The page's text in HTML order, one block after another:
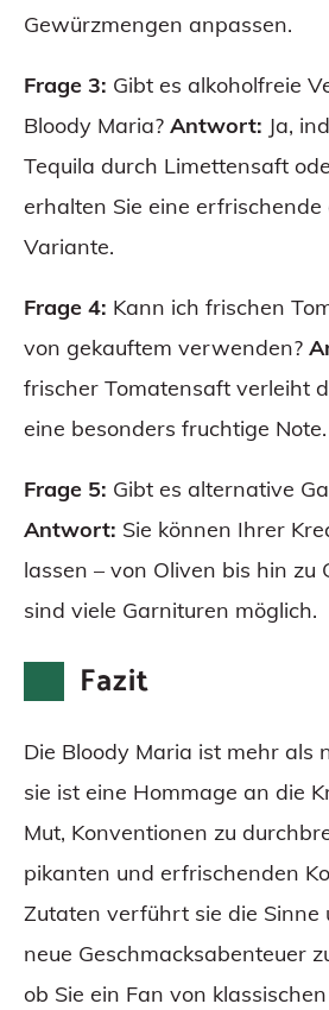
Gewürzmengen anpassen.
Frage 3: Gibt es alkoholfreie
Bloody Maria? Antwort: Ja,
Tequila durch Limettensaft
erhalten Sie eine erfrischende
Variante.
Frage 4: Kann ich frischen
von gekauftem verwenden?
frischer Tomatensaft verleiht
eine besonders fruchtige Note.
Frage 5: Gibt es alternative
Antwort: Sie können Ihrer
lassen – von Oliven bis hin zu
sind viele Garnituren möglich.
Fazit
Die Bloody Maria ist mehr als
sie ist eine Hommage an die
Mut, Konventionen zu
pikanten und erfrischenden
Zutaten verführt sie die Sinne
neue Geschmacksabenteuer
ob Sie ein Fan von